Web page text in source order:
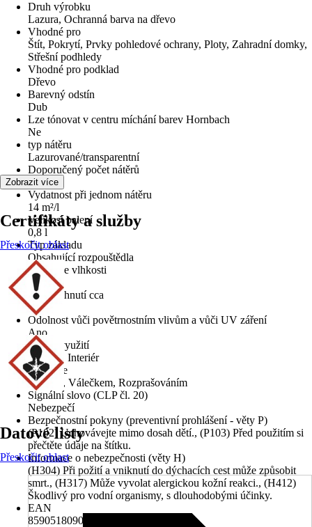
Druh výrobku
Lazura, Ochranná barva na dřevo
Vhodné pro
Štít, Pokrytí, Prvky pohledové ochrany, Ploty, Zahradní domky,
Střešní podhledy
Vhodné pro podklad
Dřevo
Barevný odstín
Dub
Lze tónovat v centru míchání barev Hornbach
Ne
typ nátěru
Lazurované/transparentní
Doporučený počet nátěrů
3
Vydatnost při jednom nátěru
14 m²/l
Velikost balení
0,8 l
Typ základu
Obsahující rozpouštědla
Regulace vlhkosti
Ne
Doba schnutí cca
12 h
Odolnost vůči povětrnostním vlivům a vůči UV záření
Ano
Oblast využití
Exteriér, Interiér
Aplikace
Štětcem, Válečkem, Rozprašováním
Signální slovo (CLP čl. 20)
Nebezpečí
Bezpečnostní pokyny (preventivní prohlášení - věty P)
(P102) Uchovávejte mimo dosah dětí., (P103) Před použitím si
přečtěte údaje na štítku.
Informace o nebezpečnosti (věty H)
(H304) Při požití a vniknutí do dýchacích cest může způsobit
smrt., (H317) Může vyvolat alergickou kožní reakci., (H412)
Škodlivý pro vodní organismy, s dlouhodobými účinky.
EAN
8590518090874
Zobrazit více
Certifikáty a služby
Přeskočit oblast
Datové listy
Přeskočit oblast